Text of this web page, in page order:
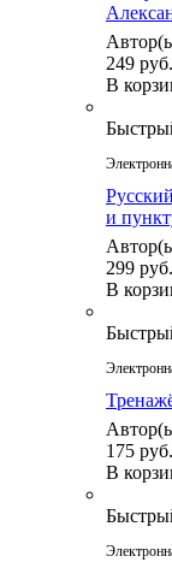
249 руб.
В
и
299 руб.
В
175 руб.
В